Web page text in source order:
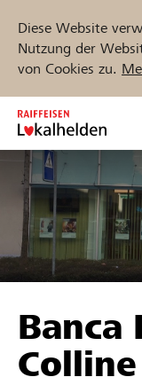
Diese Website
Nutzung der
von Cookies zu.
Zum
Inhalt
springen
Projekte und
Banca